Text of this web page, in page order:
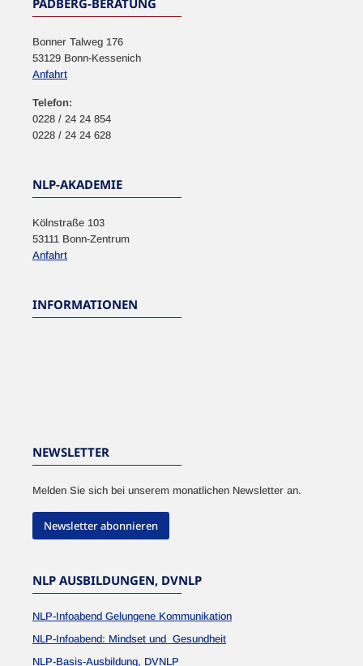
PADBERG-BERATUNG
Bonner Talweg 176
53129 Bonn-Kessenich
Anfahrt
Telefon:
0228 / 24 24 854
0228 / 24 24 628
NLP-AKADEMIE
Kölnstraße 103
53111 Bonn-Zentrum
Anfahrt
INFORMATIONEN
NEWSLETTER
Melden Sie sich bei unserem monatlichen Newsletter an.
Newsletter abonnieren
NLP AUSBILDUNGEN, DVNLP
NLP-Infoabend Gelungene Kommunikation
NLP-Infoabend: Mindset und Gesundheit
NLP-Basis-Ausbildung, DVNLP